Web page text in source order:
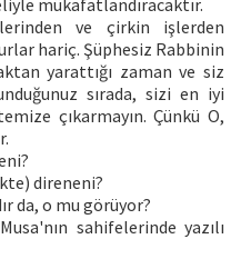
mükafatlandıracaktır.
ve çirkin işlerden
hariç. Şüphesiz Rabbinin
yarattığı zaman ve siz
sırada, sizi en iyi
çıkarmayın. Çünkü O,
direneni?
da, o mu görüyor?
sahifelerinde yazılı